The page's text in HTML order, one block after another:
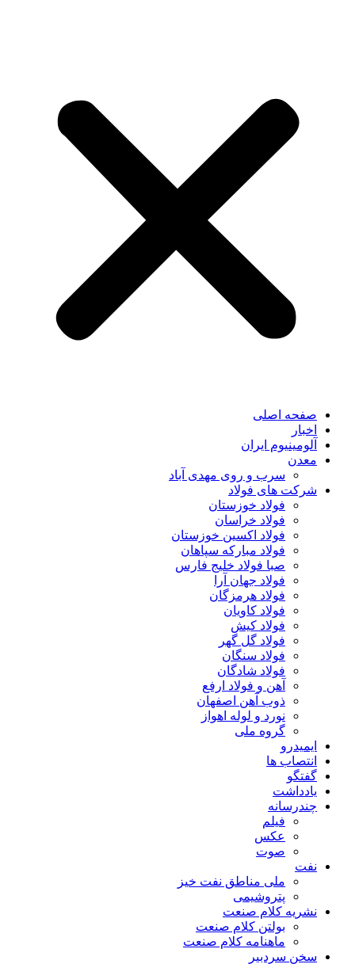
صفحه اصلی
اخبار
آلومینیوم ایران
معدن
سرب و روی مهدی آباد
شرکت های فولاد
فولاد خوزستان
فولاد خراسان
فولاد اکسین خوزستان
فولاد مبارکه سپاهان
صبا فولاد خلیج فارس
فولاد جهان آرا
فولاد هرمزگان
فولاد کاویان
فولاد کیش
فولاد گل گهر
فولاد سنگان
فولاد شادگان
آهن و فولاد ارفع
ذوب آهن اصفهان
نورد و لوله اهواز
گروه ملی
ایمیدرو
انتصاب ها
گفتگو
یادداشت
چندرسانه
فیلم
عکس
صوت
نفت
ملی مناطق نفت خیز
پتروشیمی
نشریه کلام صنعت
بولتن کلام صنعت
ماهنامه کلام صنعت
سخن سردبیر